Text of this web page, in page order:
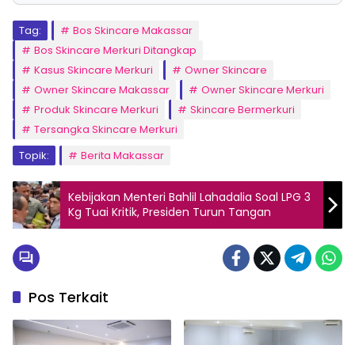
Tag:
Bos Skincare Makassar
Bos Skincare Merkuri Ditangkap
Kasus Skincare Merkuri
Owner Skincare
Owner Skincare Makassar
Owner Skincare Merkuri
Produk Skincare Merkuri
Skincare Bermerkuri
Tersangka Skincare Merkuri
Topik:
Berita Makassar
Kebijakan Menteri Bahlil Lahadalia Soal LPG 3
Kg Tuai Kritik, Presiden Turun Tangan
Pos Terkait